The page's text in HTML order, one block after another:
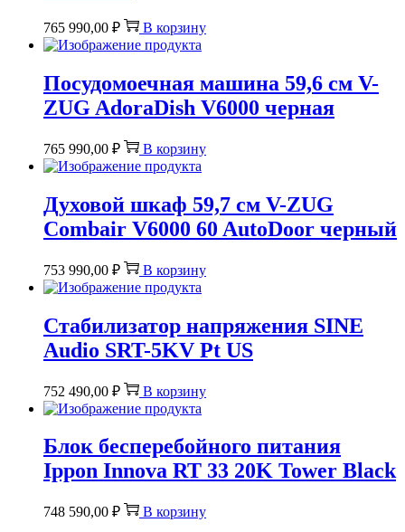
765 990,00 ₽ В корзину
Посудомоечная машина 59,6 см V-
ZUG AdoraDish V6000 черная
765 990,00 ₽ В корзину
Духовой шкаф 59,7 см V-ZUG
Combair V6000 60 AutoDoor черный
753 990,00 ₽ В корзину
Стабилизатор напряжения SINE
Audio SRT-5KV Pt US
752 490,00 ₽ В корзину
Блок бесперебойного питания
Ippon Innova RT 33 20K Tower Black
748 590,00 ₽ В корзину